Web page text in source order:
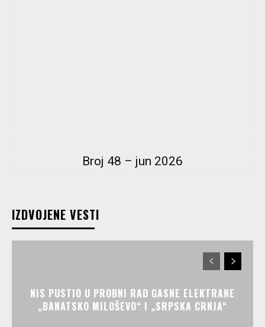
Broj 48 – jun 2026
IZDVOJENE VESTI
NIS PUSTIO U PROBNI RAD GASNE ELEKTRANE
„BANATSKO MILOŠEVO“ I „SRPSKA CRNJA“